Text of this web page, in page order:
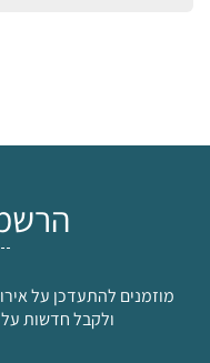
מוזמנים להתעדכן על
ולקבל חדשות